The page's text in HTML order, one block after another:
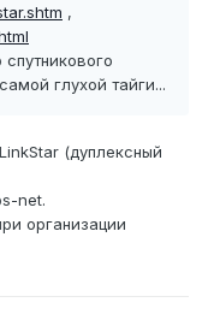
,
глухой тайги...
(дуплексный
net.
организации